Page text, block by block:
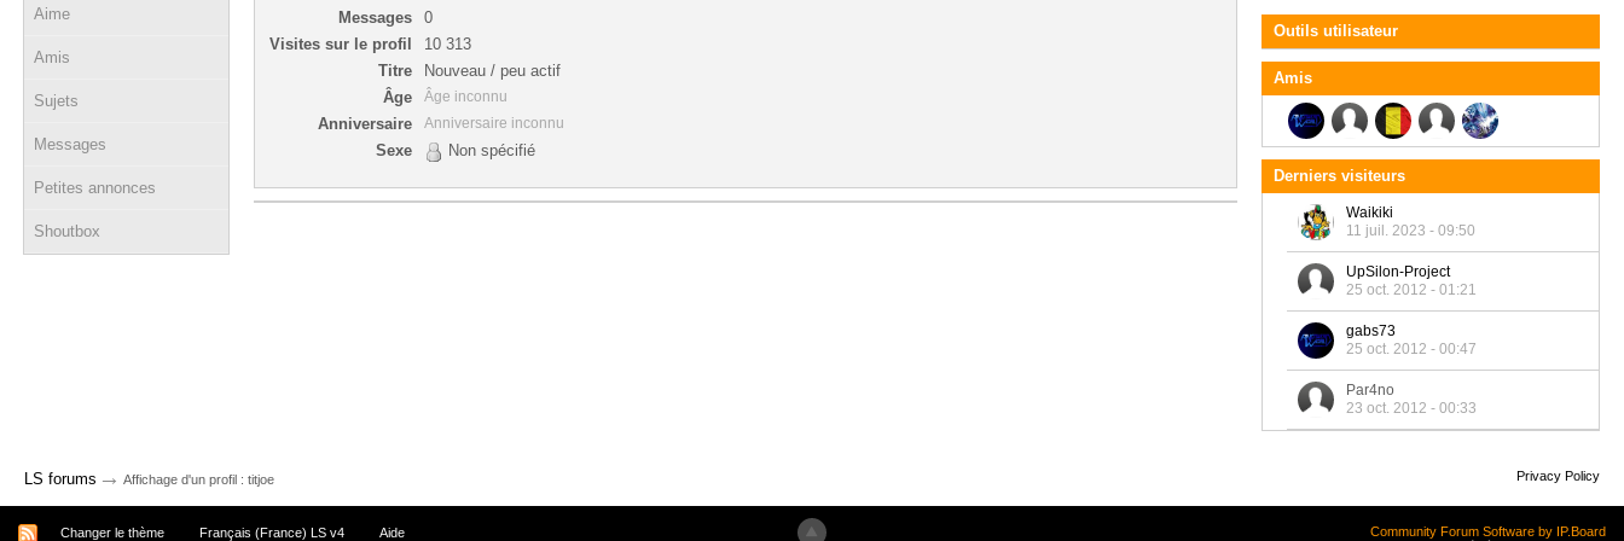
Aime
Amis
Sujets
Messages
Petites annonces
Shoutbox
Messages
0
Visites sur le profil
10 313
Titre
Nouveau / peu actif
Âge
Âge inconnu
Anniversaire Anniversaire inconnu
Sexe Non spécifié
Outils utilisateur
Amis
Derniers visiteurs
Waikiki
11 juil. 2023 - 09:50
UpSilon-Project
25 oct. 2012 - 01:21
gabs73
25 oct. 2012 - 00:47
Par4no
23 oct. 2012 - 00:33
LS forums → Affichage d'un profil : titjoe Privacy Policy
Changer le thème Français (France) LS v4 Aide
Community Forum Software by IP.Board